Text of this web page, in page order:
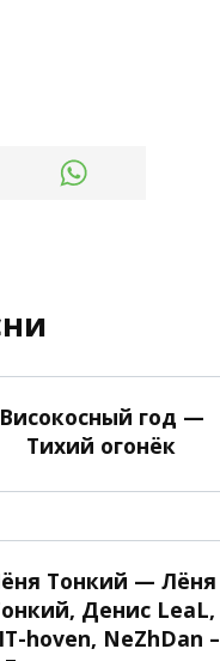
Високосный год —
Тихий огонёк
Тонкий — Лёня
Денис LeaL,
hoven, NeZhDan –